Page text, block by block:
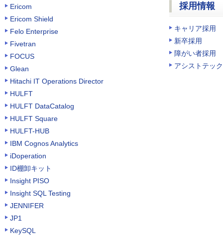
Ericom
Ericom Shield
Felo Enterprise
Fivetran
FOCUS
Glean
Hitachi IT Operations Director
HULFT
HULFT DataCatalog
HULFT Square
HULFT-HUB
IBM Cognos Analytics
iDoperation
ID棚卸キット
Insight PISO
Insight SQL Testing
JENNIFER
JP1
KeySQL
採用情報
キャリア採用
新卒採用
障がい者採用
アシストテッ